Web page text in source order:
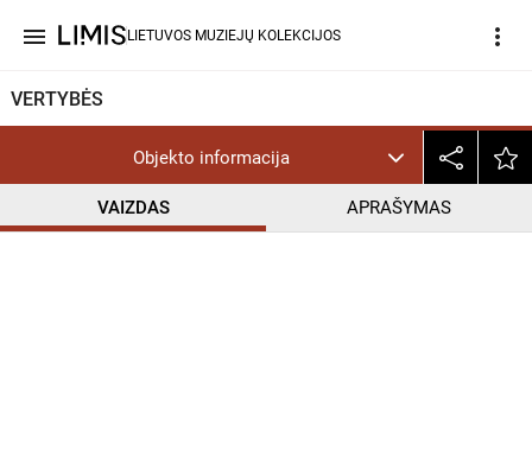
menu LIETUVOS MUZIEJŲ KOLEKCIJOS more_vert
VERTYBĖS
Objekto informacija
VAIZDAS APRAŠYMAS